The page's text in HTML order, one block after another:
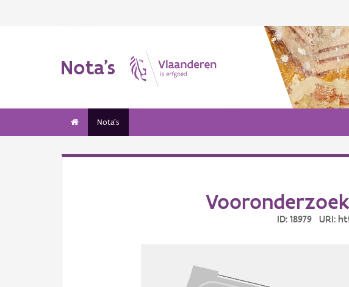
Nota's
Nota's
ID: 18979 URI: